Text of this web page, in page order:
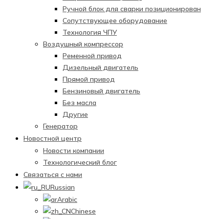
Ручной блок для сварки позиционирован
Сопутствующее оборудование
Технология ЧПУ
Воздушный компрессор
Ременной привод
Дизельный двигатель
Прямой привод
Бензиновый двигатель
Без масла
Другие
Генератор
Новостной центр
Новости компании
Технологический блог
Связаться с нами
Russian
Arabic
Chinese